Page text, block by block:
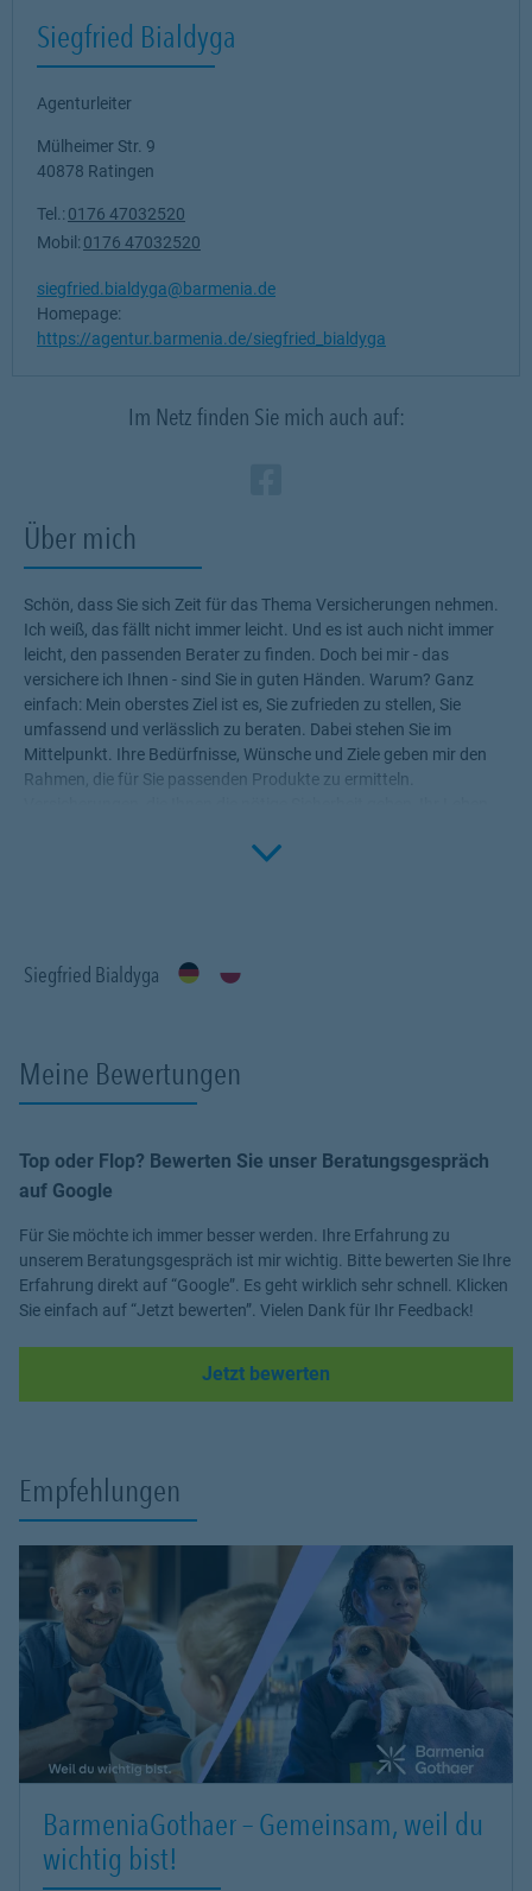
Über mich
Schön, dass Sie sich Zeit für das Thema Versicherungen nehmen.
Ich weiß, das fällt nicht immer leicht. Und es ist auch nicht immer
leicht, den passenden Berater zu finden. Doch bei mir - das
versichere ich Ihnen - sind Sie in guten Händen. Warum? Ganz
einfach: Mein oberstes Ziel ist es, Sie zufrieden zu stellen, Sie
umfassend und verlässlich zu beraten. Dabei stehen Sie im
Mittelpunkt. Ihre Bedürfnisse, Wünsche und Ziele geben mir den
Rahmen, die für Sie passenden Produkte zu ermitteln.
Fachwissen, meiner Begeisterung für alle Fragen rund um das
Click to
Siegfried Bialdyga
Siegfried Bialdyga
Agenturleiter
Mülheimer Str. 9
40878 Ratingen
Tel.: 0176 47032520
Mobil: 0176 47032520
siegfried.bialdyga@barmenia.de
Homepage:
https://agentur.barmenia.de/siegfried_bialdyga
Im Netz finden Sie mich auch auf:
Meine Bewertungen
Top oder Flop? Bewerten Sie unser Beratungsgespräch
auf Google
Für Sie möchte ich immer besser werden. Ihre Erfahrung zu
unserem Beratungsgespräch ist mir wichtig. Bitte bewerten Sie Ihre
Erfahrung direkt auf “Google”. Es geht wirklich sehr schnell. Klicken
Sie einfach auf “Jetzt bewerten”. Vielen Dank für Ihr Feedback!
Jetzt bewerten
Empfehlungen
BarmeniaGothaer – Gemeinsam, weil du
wichtig bist!